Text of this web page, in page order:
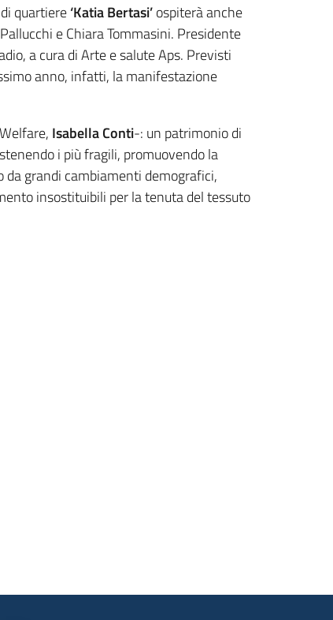
quartiere‘Katia Bertasi’ospiterà anche
e Chiara Tommasini. Presidente
a cura di Arte e salute Aps. Previsti
anno, infatti, la manifestazione
Isabella Conti-: un patrimonio di
i più fragili, promuovendo la
grandi cambiamenti demografici,
insostituibili per la tenuta del tessuto